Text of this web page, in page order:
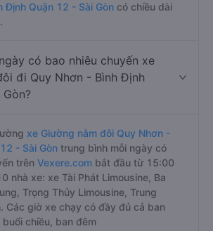
Định Quận 12 - Sài Gòn có chiều dài
có bao nhiêu chuyến xe
đi Quy Nhơn - Bình Định
xe Giường nằm đôi Quy Nhơn -
- Sài Gòn trung bình mỗi ngày có
trên Vexere.com bắt đầu từ 15:00
nhà xe: xe Tài Phát Limousine, Ba
Trọng Thủy Limousine, Trung
Các giờ xe chạy có đầy đủ cả ban
chiều, ban đêm